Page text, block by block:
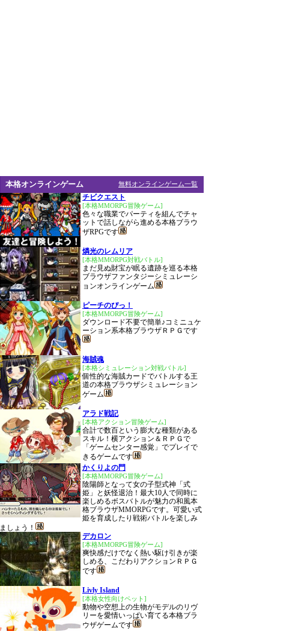
無料オンラインゲーム一覧
本格オンラインゲーム
チビクエスト
[本格MMORPG冒険ゲーム]
色々な職業でパーティを組んでチャ
ットで話しながら進める本格ブラウ
ザRPGです
燐光のレムリア
[本格MMORPG対戦バトル]
まだ見ぬ財宝が眠る遺跡を巡る本格
ブラウザファンタジーシミュレーシ
ョンオンラインゲーム
ピーチのぴっ！
[本格MMORPG冒険ゲーム]
ダウンロード不要で簡単♪コミニュケ
ーション系本格ブラウザＲＰＧです
海賊魂
[本格シミュレーション対戦バトル]
個性的な海賊カードでバトルする王
道の本格ブラウザシミュレーション
ゲーム
アラド戦記
[本格アクション冒険ゲーム]
合計で数百という膨大な種類がある
スキル！横アクション＆ＲＰＧで
「ゲームセンター感覚」でプレイで
きるゲームです
かくりよの門
[本格MMORPG冒険ゲーム]
陰陽師となって女の子型式神「式
姫」と妖怪退治！最大10人で同時に
楽しめるボスバトルが魅力の和風本
格ブラウザMMORPGです。可愛い式
姫を育成したり戦術バトルを楽しみ
ましょう！
デカロン
[本格MMORPG冒険ゲーム]
爽快感だけでなく熱い駆け引きが楽
しめる、こだわりアクションＲＰＧ
です
Livly Island
[本格女性向けペット]
動物や空想上の生物がモデルのリヴ
リーを愛情いっぱい育てる本格ブラ
ウザゲームです